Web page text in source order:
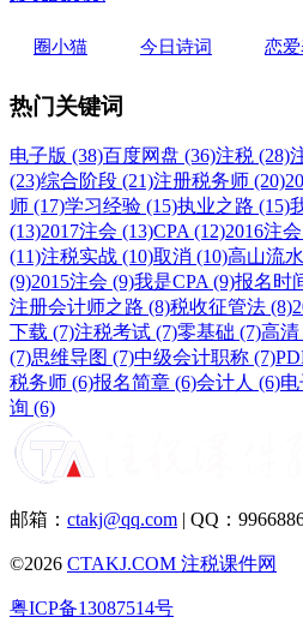
圈小猫 今日诗词 恋爱
热门关键词
电子版 (38)百度网盘 (36)注税 (28)
(23)综合阶段 (21)注册税务师 (20)
师 (17)学习经验 (15)执业之路 (15)
(13)2017注会 (13)CPA (12)2016注
(11)注税实战 (10)取消 (10)高山流
(9)2015注会 (9)我是CPA (9)报名时
注册会计师之路 (8)税收征管法 (8)
下载 (7)注税考试 (7)零基础 (7)高清
(7)思维导图 (7)中级会计职称 (7)
税务师 (6)报名简章 (6)会计人 (6)
询 (6)
邮箱： ctakj@qq.com | QQ：
©2026 CTAKJ.COM 注税课件网
粤ICP备13087514号